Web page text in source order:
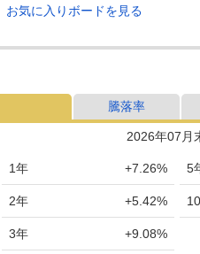
お気に入りボードを見る
騰落率
2026年07月
1年 +7.26%
2年 +5.42%
3年 +9.08%
5